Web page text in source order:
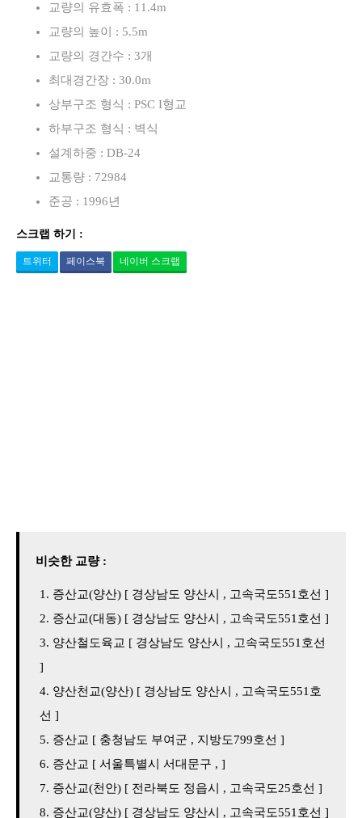
교량의 유효폭 : 11.4m
교량의 높이 : 5.5m
교량의 경간수 : 3개
최대경간장 : 30.0m
상부구조 형식 : PSC I형교
하부구조 형식 : 벽식
설계하중 : DB-24
교통량 : 72984
준공 : 1996년
스크랩 하기 :
트위터 페이스북 네이버 스크랩
비슷한 교량 :
증산교(양산) [ 경상남도 양산시 , 고속국도551호선 ]
증산교(대동) [ 경상남도 양산시 , 고속국도551호선 ]
양산철도육교 [ 경상남도 양산시 , 고속국도551호선
]
양산천교(양산) [ 경상남도 양산시 , 고속국도551호
선 ]
증산교 [ 충청남도 부여군 , 지방도799호선 ]
증산교 [ 서울특별시 서대문구 , ]
증산교(천안) [ 전라북도 정읍시 , 고속국도25호선 ]
증산교(양산) [ 경상남도 양산시 , 고속국도551호선 ]